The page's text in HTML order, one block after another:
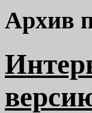
Архив